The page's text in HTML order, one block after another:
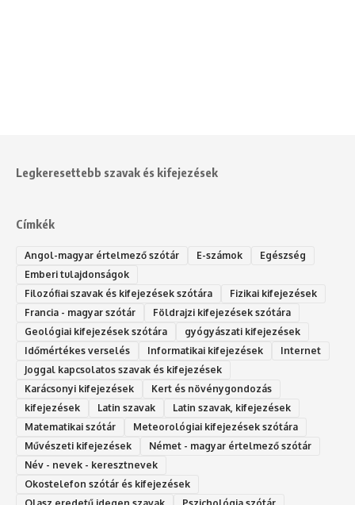
Legkeresettebb szavak és kifejezések
Címkék
Angol-magyar értelmező szótár E-számok
Egészség
Emberi tulajdonságok
Filozófiai szavak és kifejezések szótára
Fizikai kifejezések
Francia - magyar szótár
Földrajzi kifejezések szótára
Geológiai kifejezések szótára
gyógyászati kifejezések
Időmértékes verselés
Informatikai kifejezések
Internet
Joggal kapcsolatos szavak és kifejezések
Karácsonyi kifejezések
Kert és növénygondozás
kifejezések
Latin szavak
Latin szavak, kifejezések
Matematikai szótár
Meteorológiai kifejezések szótára
Művészeti kifejezések
Német - magyar értelmező szótár
Név - nevek - keresztnevek
Okostelefon szótár és kifejezések